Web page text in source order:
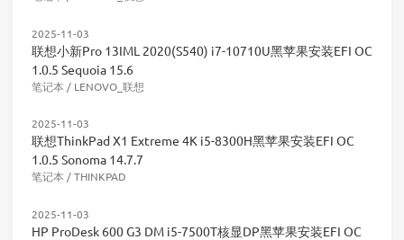
2025-11-03
联想小新Pro 13IML 2020(S540) i7-10710U黑苹果安装EFI OC
1.0.5 Sequoia 15.6
笔记本 / LENOVO_联想
2025-11-03
联想ThinkPad X1 Extreme 4K i5-8300H黑苹果安装EFI OC
1.0.5 Sonoma 14.7.7
笔记本 /THINKPAD
2025-11-03
HP ProDesk 600 G3 DM i5-7500T核显DP黑苹果安装EFI OC